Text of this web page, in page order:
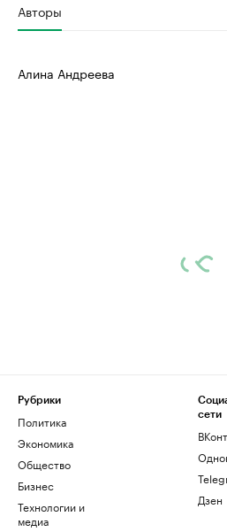
Авторы
Алина Андреева
Рубрики
Политика
Экономика
Общество
Бизнес
Технологии и
медиа
сети
Дзен